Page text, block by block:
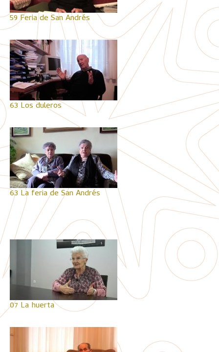
59 Feria de San Andrés
63 Los duleros
63 La feria de San Andrés
07 La huerta